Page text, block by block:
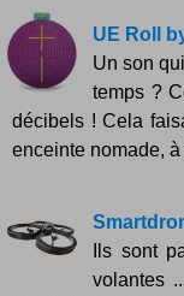
UE Roll
Un son
temps ?
décibels ! Cela
enceinte nomade,
Ils sont
volantes